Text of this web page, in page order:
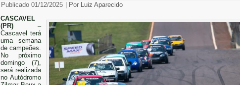
Publicado 01/12/2025 Por Luiz Aparecido
CASCAVEL
(PR) –
Cascavel terá
uma semana
de campeões.
No próximo
domingo (7),
será realizada
no Autódromo